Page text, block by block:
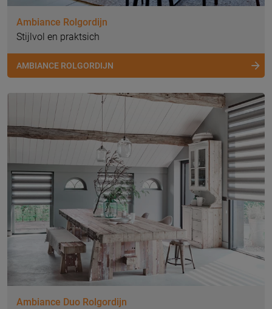
Ambiance Rolgordijn
Stijlvol en praktsich
AMBIANCE ROLGORDIJN
Ambiance Duo Rolgordijn